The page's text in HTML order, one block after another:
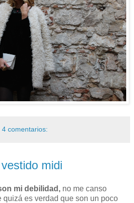
4 comentarios:
midi
mi debilidad, no me canso
quizá es verdad que son un poco